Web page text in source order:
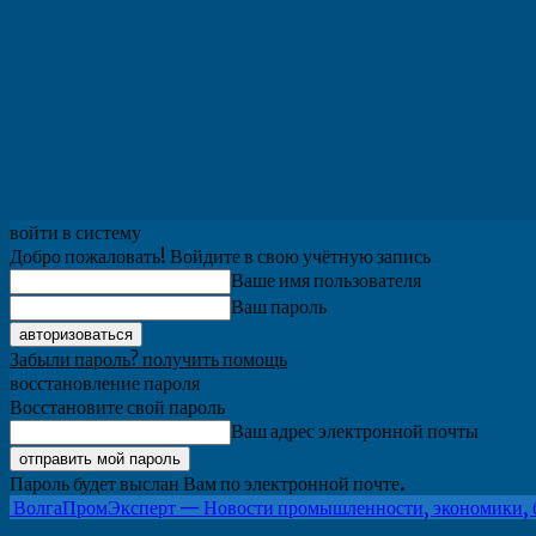
войти в систему
Добро пожаловать! Войдите в свою учётную запись
Ваше имя пользователя
Ваш пароль
Забыли пароль? получить помощь
восстановление пароля
Восстановите свой пароль
Ваш адрес электронной почты
Пароль будет выслан Вам по электронной почте.
ВолгаПромЭксперт — Новости промышленности, экономики,